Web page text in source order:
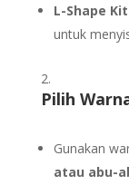
L-Shape
untuk
Pilih
Gunakan
atau abu-